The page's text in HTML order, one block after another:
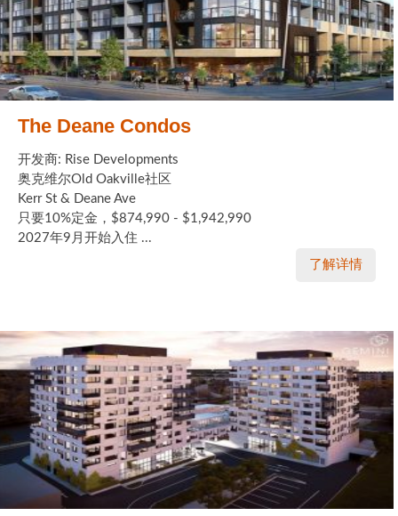
The Deane Condos
开发商: Rise Developments
奥克维尔Old Oakville社区
Kerr St & Deane Ave
只要10%定金，$874,990 - $1,942,990
2027年9月开始入住 ...
了解详情